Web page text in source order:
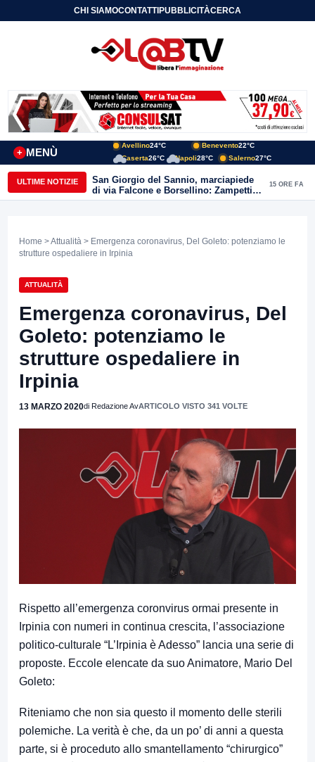
CHI SIAMOCONTATTIPUBBLICITÀCERCA
MENÙ
+
Avellino24°C Benevento22°C
Caserta26°C Napoli28°C Salerno27°C
ULTIME NOTIZIE
San Giorgio del Sannio, marciapiede
di via Falcone e Borsellino: Zampetti e
Lombardi replicano alle polemiche
15 ORE FA
Home >Attualità > Emergenza coronavirus, Del Goleto: potenziamo le
strutture ospedaliere in Irpinia
ATTUALITÀ
Emergenza coronavirus, Del
Goleto: potenziamo le
strutture ospedaliere in
Irpinia
13 MARZO 2020di Redazione AvARTICOLO VISTO 341 VOLTE
Rispetto all’emergenza coronvirus ormai presente in
Irpinia con numeri in continua crescita, l’associazione
politico-culturale “L’Irpinia è Adesso” lancia una serie di
proposte. Eccole elencate da suo Animatore, Mario Del
Goleto:
Riteniamo che non sia questo il momento delle sterili
polemiche. La verità è che, da un po’ di anni a questa
parte, si è proceduto allo smantellamento “chirurgico”